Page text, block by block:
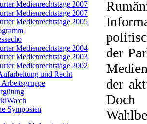
Medienrechtstage 2007
Medienrechtstage 2007
Medienrechtstage 2005
Medienrechtstage 2004
Medienrechtstage 2003
Medienrechtstage 2002
und Recht
Symposien
der
der
Doch